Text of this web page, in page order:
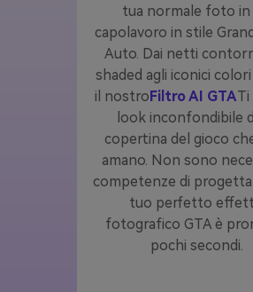
tua normale foto in
capolavoro in stile
Auto. Dai netti
shaded agli iconici colori
il nostro Filtro AI GTATi
look inconfondibile
copertina del gioco
amano. Non sono
competenze di
tuo perfetto
fotografico GTA è
pochi secondi.